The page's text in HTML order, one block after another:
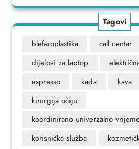
Tagovi
blefaroplastika
call centar
dijelovi za laptop
espresso
kada
kava
kirurgija očiju
koordinirano univerzalno
korisnička služba